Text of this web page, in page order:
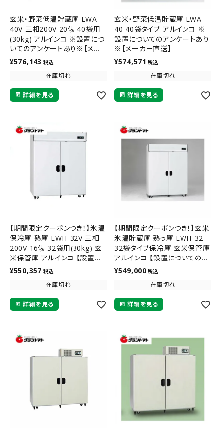
玄米・野菜低温貯蔵庫 LWA-
40V 三相200V 20俵 40袋用
(30kg) アルインコ ※設置につ
いてのアンケートあり※【メー
カー直送】
¥576,143 税込
在庫切れ
詳細を見る
玄米・野菜低温貯蔵庫 LWA-
40 40袋タイプ アルインコ ※
設置についてのアンケートあり
※【メーカー直送】
¥574,571 税込
在庫切れ
詳細を見る
【期間限定クーポンつき！】氷温
保冷庫 熟庫 EWH-32V 三相
200V 16俵 32袋用(30kg) 玄
米保管庫 アルインコ 【設置に
ついてのアンケートあり】【メー
カー直送】
¥550,357 税込
在庫切れ
詳細を見る
【期間限定クーポンつき！】玄米
氷温貯蔵庫 熟っ庫 EWH-32
32袋タイプ保冷庫 玄米保管庫
アルインコ 【設置についてのア
ンケートあり】【メーカー直送】
¥549,000 税込
在庫切れ
詳細を見る